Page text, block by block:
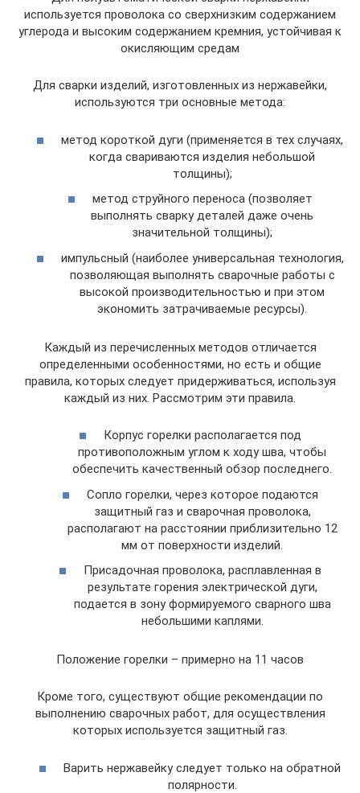
используется проволока со сверхнизким содержанием
углерода и высоким содержанием кремния, устойчивая к
окисляющим средам
Для сварки изделий, изготовленных из нержавейки,
используются три основные метода:
метод короткой дуги (применяется в тех случаях,
когда свариваются изделия небольшой
толщины);
метод струйного переноса (позволяет
выполнять сварку деталей даже очень
значительной толщины);
импульсный (наиболее универсальная технология,
позволяющая выполнять сварочные работы с
высокой производительностью и при этом
экономить затрачиваемые ресурсы).
Каждый из перечисленных методов отличается
определенными особенностями, но есть и общие
правила, которых следует придерживаться, используя
каждый из них. Рассмотрим эти правила.
Корпус горелки располагается под
противоположным углом к ходу шва, чтобы
обеспечить качественный обзор последнего.
Сопло горелки, через которое подаются
защитный газ и сварочная проволока,
располагают на расстоянии приблизительно 12
мм от поверхности изделий.
Присадочная проволока, расплавленная в
результате горения электрической дуги,
подается в зону формируемого сварного шва
небольшими каплями.
Положение горелки – примерно на 11 часов
Кроме того, существуют общие рекомендации по
выполнению сварочных работ, для осуществления
которых используется защитный газ.
Варить нержавейку следует только на обратной
полярности.